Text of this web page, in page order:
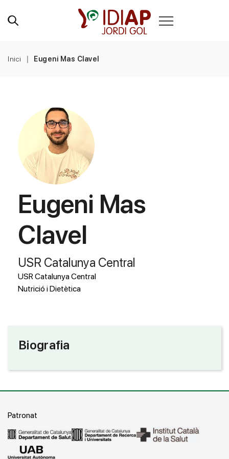
Inici Eugeni Mas Clavel
Eugeni Mas
Clavel
USR Catalunya Central
USR Catalunya Central
Nutrició i Dietètica
Biografia
Patronat